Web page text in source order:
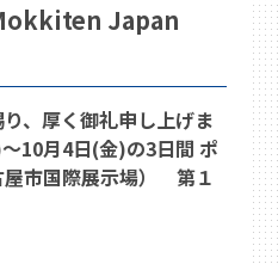
Japan
、厚く御礼申し上げま
10月4日(金)の3日間 ポ
屋市国際展示場） 第１